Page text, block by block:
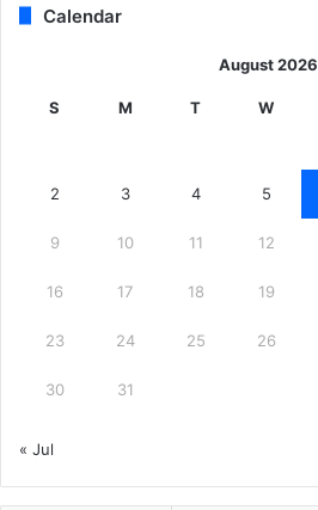
Calendar
August 2026
S M T W
2 3 4 5
9 10 11 12
16 17 18 19
23 24 25 26
30 31
« Jul